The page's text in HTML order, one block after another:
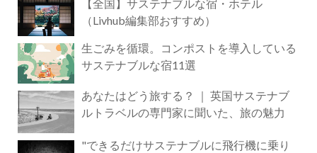
【全国】サステナブルな宿・ホテル
（Livhub編集部おすすめ）
生ごみを循環。コンポストを導入している
サステナブルな宿11選
あなたはどう旅する？ ｜ 英国サステナブ
ルトラベルの専門家に聞いた、旅の魅力
"できるだけサステナブルに飛行機に乗り